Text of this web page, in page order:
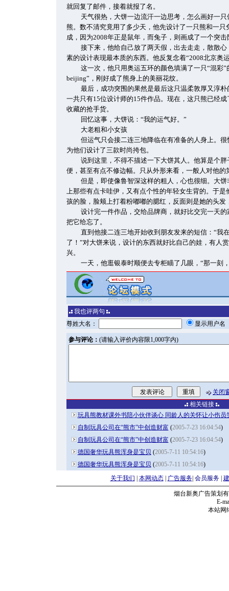
就回复了邮件，接着就报了名。
天气很热，大饼一边流汗一边思考，怎么画好一
熊。数不清究竟用了多少天，他先设计了一只熊和一
成，因为2008年正是鼠年，而兔子，则画成了一个突
接下来，他给自己放了两天假，出去走走，散散
素的设计表现最本质的东西。他反复念着“2008北京奥
这一次，他只用奥运五环的颜色填满了一只“混彩
beijing”，刚好成了熊身上的美丽花纹。
最后，成功突围的果然是最后这只温柔敦厚又淳
一共只有15位设计师的15件作品。现在，这只熊已经
收藏的抢手货。
回忆这事，大饼说：“我的运气好。”
大老粗和小女孩
但运气只会接二连三地降临在有准备的人身上。
为他们设计了三款时尚挎包。
说到这里，不得不描述一下大饼其人。他算是个
便，甚至有点不修边幅。只从外形来看，一般人对他的
但是，即使像鲁智深这样的粗人，心也很细。大
上那些有点卡哇伊，又有点个性的年轻女生背的。于
孩的脸，脸颊上打着粉嘟嘟的腮红，反面则是她的头
设计完一件作品，交给品牌商，就好比交完一天
把它给忘了。
直到他接二连三地开始收到朋友发来的短信：“我
了！”对大饼来说，设计的东西就好比自己的娃，有人
兴。
一天，他逛银泰时顺便去专柜瞄了几眼，“那一刻
我也评两句
尊姓大名：
显示用户
参与评论： (请输入评价内容限1,000字内)
关闭
相关链接
玩具熊教材课外书陪小伙伴谈心 同龄人的关怀让小伤员
自制玩具公司在“熊市”中创造财富 (2005-7-23 16:04:54)
自制玩具公司在“熊市”中创造财富 (2005-7-23 16:04:54)
德国奢华玩具熊浑身是宝贝 (2005-7-11 10:54:16)
德国奢华玩具熊浑身是宝贝 (2005-7-11 10:54:16)
关于我们
本网动态| 广告服务| 会员服务|
烟台新奥广告策划
E-
本站网